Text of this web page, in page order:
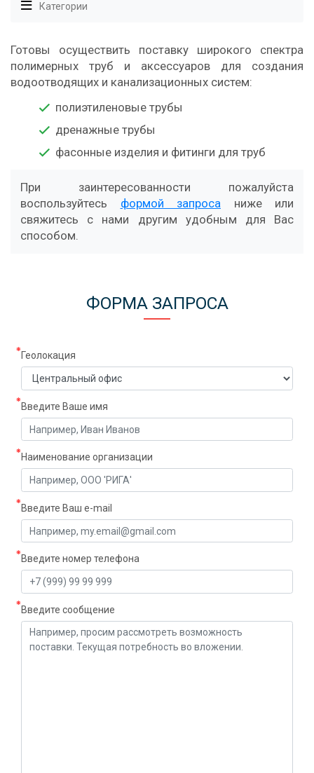
Категории
Готовы осуществить поставку широкого спектра
полимерных труб и аксессуаров для создания
водоотводящих и канализационных систем:
полиэтиленовые трубы
дренажные трубы
фасонные изделия и фитинги для труб
При заинтересованности пожалуйста
воспользуйтесь формой запроса ниже или
свяжитесь с нами другим удобным для Вас
способом.
ФОРМА ЗАПРОСА
Геолокация
Введите Ваше имя
Наименование организации
Введите Ваш e-mail
Введите номер телефона
Введите сообщение